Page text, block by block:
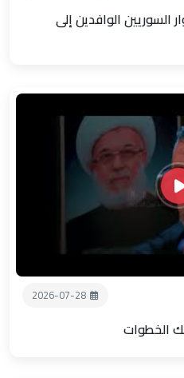
السوريين الوافدين إلى
2026-07-28
الخطوات